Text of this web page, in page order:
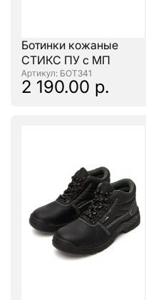
Ботинки кожаные
СТИКС ПУ с МП
: БОТ341
2 190.00 р.